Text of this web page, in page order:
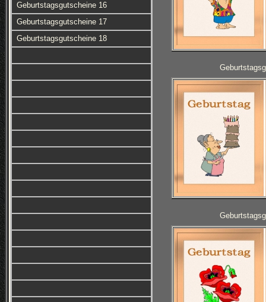
Geburtstagsgutscheine 16
Geburtstagsgutscheine 17
Geburtstagsgutscheine 18